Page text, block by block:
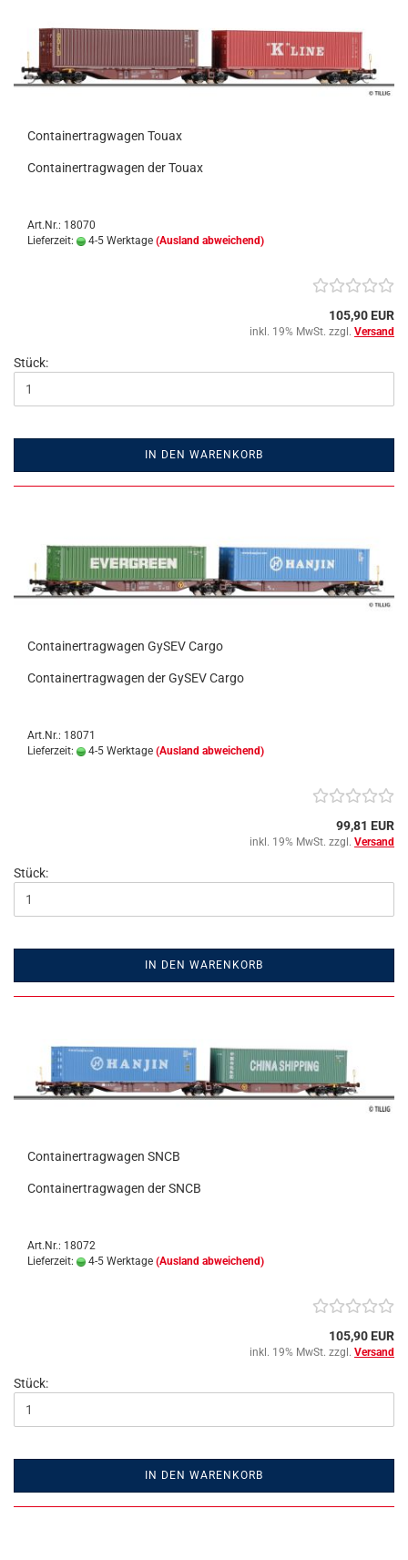
Containertragwagen Touax
Containertragwagen der Touax
Art.Nr.: 18070
Lieferzeit:
4-5 Werktage (Ausland abweichend)
105,90 EUR
inkl. 19% MwSt. zzgl. Versand
Stück:
IN DEN WARENKORB
Containertragwagen GySEV Cargo
Containertragwagen der GySEV Cargo
Art.Nr.: 18071
Lieferzeit:
4-5 Werktage (Ausland abweichend)
99,81 EUR
inkl. 19% MwSt. zzgl. Versand
Stück:
IN DEN WARENKORB
Containertragwagen SNCB
Containertragwagen der SNCB
Art.Nr.: 18072
Lieferzeit:
4-5 Werktage (Ausland abweichend)
105,90 EUR
inkl. 19% MwSt. zzgl. Versand
Stück:
IN DEN WARENKORB